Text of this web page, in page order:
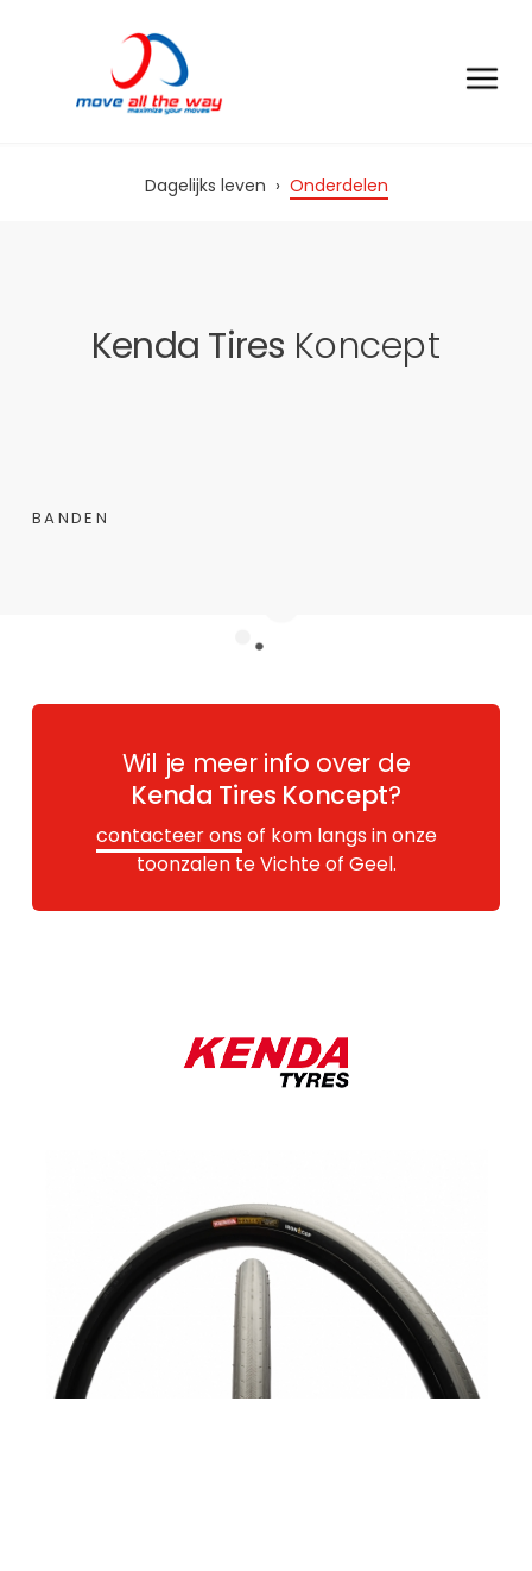
Dagelijks leven › Onderdelen
Kenda Tires Koncept
BANDEN
Wil je meer info over de
Kenda Tires Koncept?
contacteer ons of kom langs in onze
toonzalen te Vichte of Geel.